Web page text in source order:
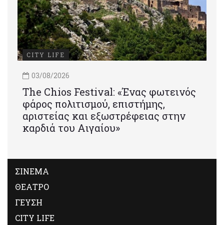
CITY LIFE
03/08/2026
Τhe Chios Festival: «Ένας φωτεινός
φάρος πολιτισμού, επιστήμης,
αριστείας και εξωστρέφειας στην
καρδιά του Αιγαίου»
ΣΙΝΕΜΑ
ΘΕΑΤΡΟ
ΓΕΥΣΗ
CITY LIFE